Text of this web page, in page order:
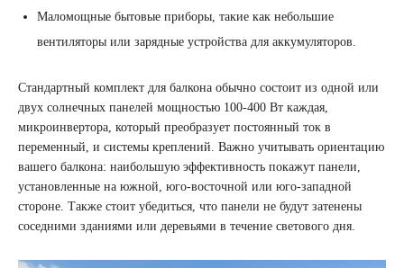
Маломощные бытовые приборы, такие как небольшие
вентиляторы или зарядные устройства для аккумуляторов.
Стандартный комплект для балкона обычно состоит из одной или
двух солнечных панелей мощностью 100-400 Вт каждая,
микроинвертора, который преобразует постоянный ток в
переменный, и системы креплений. Важно учитывать ориентацию
вашего балкона: наибольшую эффективность покажут панели,
установленные на южной, юго-восточной или юго-западной
стороне. Также стоит убедиться, что панели не будут затенены
соседними зданиями или деревьями в течение светового дня.